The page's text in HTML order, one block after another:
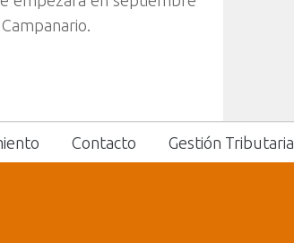
Contacto Gestión Tributaria